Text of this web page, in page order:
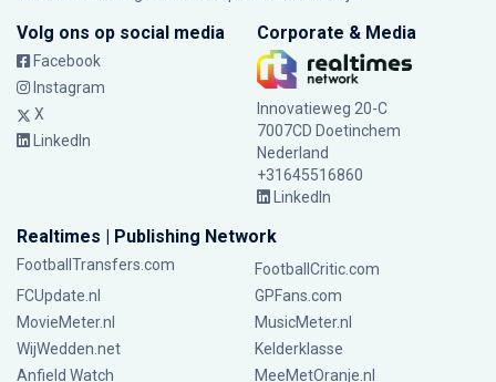
Volg ons op social media
Facebook
Instagram
X
LinkedIn
Corporate & Media
Innovatieweg 20-C
7007CD Doetinchem
Nederland
+31645516860
LinkedIn
Realtimes | Publishing Network
FootballTransfers.com
FootballCritic.com
FCUpdate.nl
GPFans.com
MovieMeter.nl
MusicMeter.nl
WijWedden.net
Kelderklasse
Anfield Watch
MeeMetOranje.nl